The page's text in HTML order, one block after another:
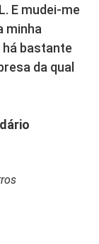
E mudei-me
minha
há bastante
da qual